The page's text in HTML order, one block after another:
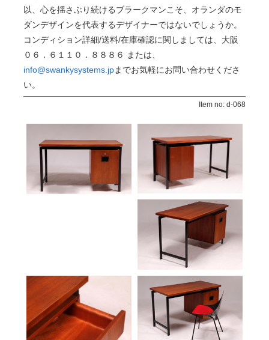
以、心を揺さぶり続けるブラークマンこそ、オランダのモ
ダンデザインを代表するデザイナーではないでしょうか。
コンディション詳細/送料/在庫確認に関しましては、大阪
０６．６１１０．８８８６ または、
info@swankysystems.jpまでお気軽にお問い合わせくださ
い。
Item no: d-068